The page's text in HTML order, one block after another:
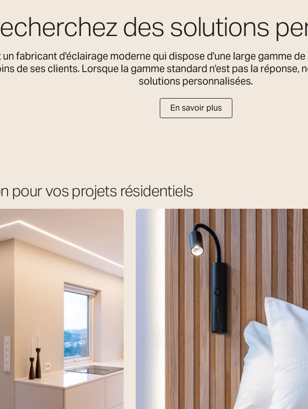
des solutions
un fabricant d'éclairage moderne qui dispose d'une large gamme
de ses clients. Lorsque la gamme standard n'est pas la réponse,
solutions personnalisées.
En savoir plus
pour vos projets résidentiels